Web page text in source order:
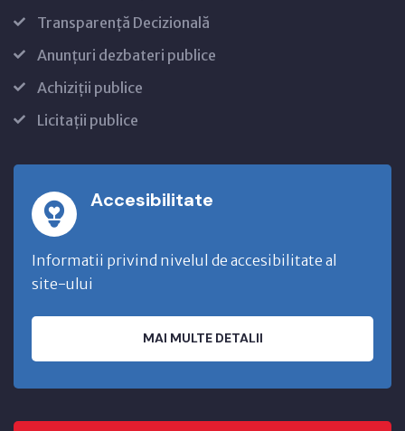
Transparență Decizională
Anunțuri dezbateri publice
Achiziții publice
Licitații publice
Accesibilitate
Informatii privind nivelul de accesibilitate al
site-ului
MAI MULTE DETALII